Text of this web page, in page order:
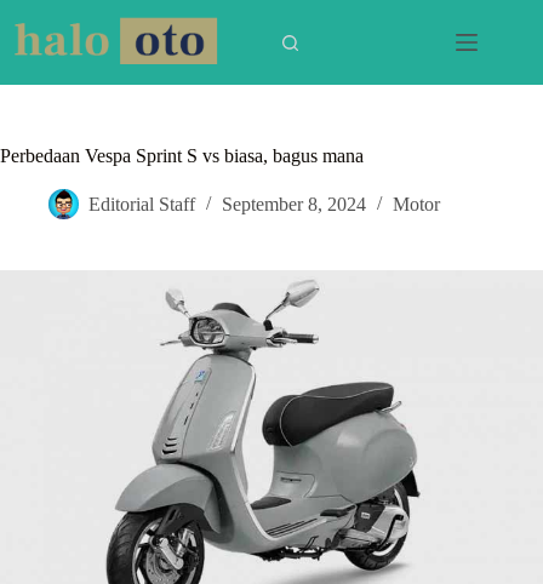
content
Perbedaan Vespa Sprint S vs biasa, bagus mana
Editorial Staff September 8, 2024 Motor